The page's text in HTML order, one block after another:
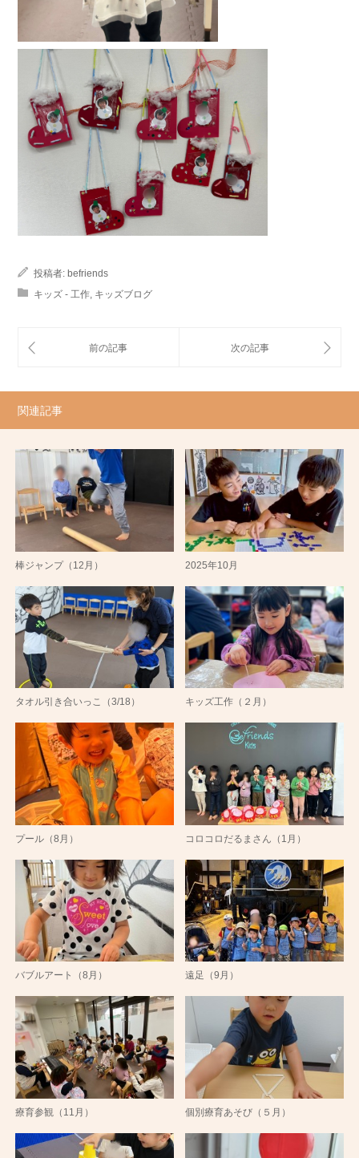
投稿者: befriends
キッズ - 工作, キッズブログ
関連記事
棒ジャンプ（12月） 2025年10月
タオル引き合いっこ（3/18） キッズ工作（２月）
プール（8月） コロコロだるまさん（1月）
バブルアート（8月） 遠足（9月）
療育参観（11月） 個別療育あそび（５月）